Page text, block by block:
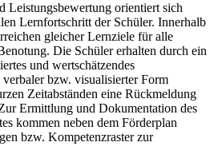
Leistungsbewertung orientiert sich
Lernfortschritt der Schüler. Innerhalb
gleicher Lernziele für alle
Die Schüler erhalten durch ein
und wertschätzendes
bzw. visualisierter Form
Zeitabständen eine Rückmeldung
Ermittlung und Dokumentation des
kommen neben dem Förderplan
bzw. Kompetenzraster zur